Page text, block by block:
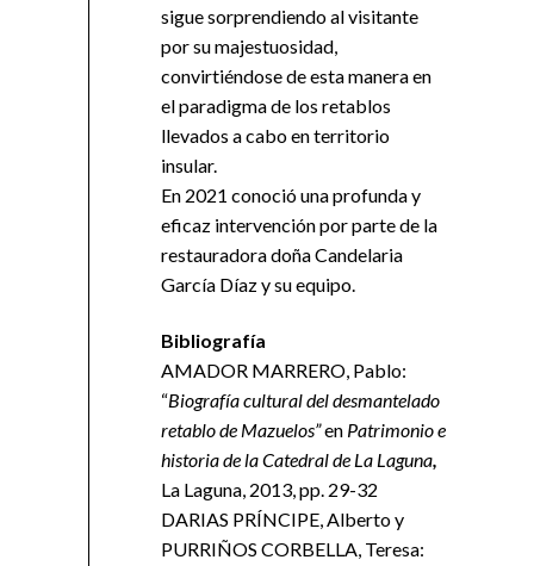
sigue sorprendiendo al visitante
por su majestuosidad,
convirtiéndose de esta manera en
el paradigma de los retablos
llevados a cabo en territorio
insular.
En 2021 conoció una profunda y
eficaz intervención por parte de la
restauradora doña Candelaria
García Díaz y su equipo.
Bibliografía
AMADOR MARRERO, Pablo:
“Biografía cultural del desmantelado
retablo de Mazuelos”en Patrimonio e
historia de la Catedral de La Laguna,
La Laguna, 2013, pp. 29-32
DARIAS PRÍNCIPE, Alberto y
PURRIÑOS CORBELLA, Teresa: